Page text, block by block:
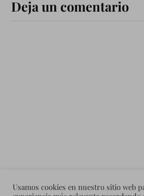
Deja un comentario
Usamos cookies en nuestro sitio web